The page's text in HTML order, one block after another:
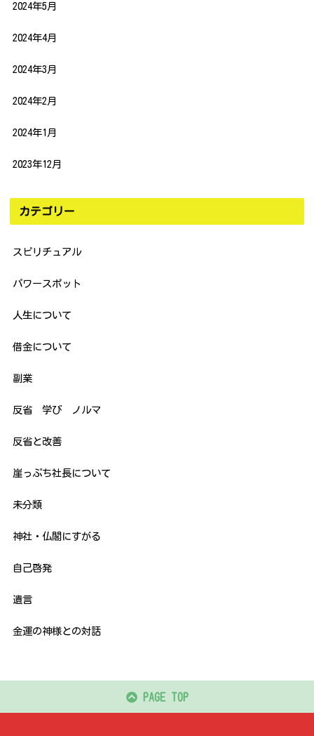
2024年5月
2024年4月
2024年3月
2024年2月
2024年1月
2023年12月
カテゴリー
スピリチュアル
パワースポット
人生について
借金について
副業
反省 学び ノルマ
反省と改善
崖っぷち社長について
未分類
神社・仏閣にすがる
自己啓発
遺言
金運の神様との対話
PAGE TOP